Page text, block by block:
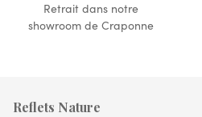
Retrait dans notre
showroom de Craponne
Reflets Nature